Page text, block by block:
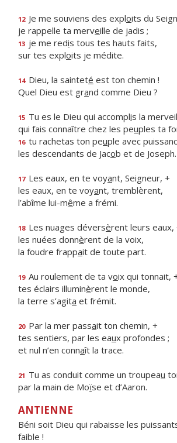
12 Je me souviens des exploits du
je rappelle ta merveille de jadis ;
13 je me redis tous tes hauts faits,
sur tes exploits je médite.
14 Dieu, la sainteté est ton chemin !
Quel Dieu est grand comme Dieu ?
15 Tu es le Dieu qui accomplis la
qui fais connaître chez les peuples ta
16 tu rachetas ton peuple avec
les descendants de Jacob et de Joseph.
17 Les eaux, en te voyant, Seigneur, +
les eaux, en te voyant, tremblèrent,
l’abîme lui-même a frémi.
18 Les nuages déversèrent leurs eaux,
les nuées donnèrent de la voix,
la foudre frappait de toute part.
19 Au roulement de ta voix qui tonnait,
tes éclairs illuminèrent le monde,
la terre s’agita et frémit.
20 Par la mer passait ton chemin, +
tes sentiers, par les eaux profondes ;
et nul n’en connaît la trace.
21 Tu as conduit comme un troupeau
par la main de Moïse et d’Aaron.
ANTIENNE
Béni soit Dieu qui rabaisse les
faible !